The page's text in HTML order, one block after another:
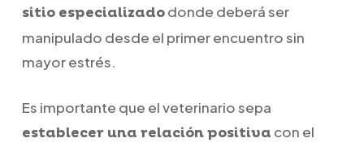
sitio especializadodonde deberá ser
manipulado desde el primer encuentro sin
mayor estrés.
Es importante que el veterinario sepa
establecer una relación positiva con el